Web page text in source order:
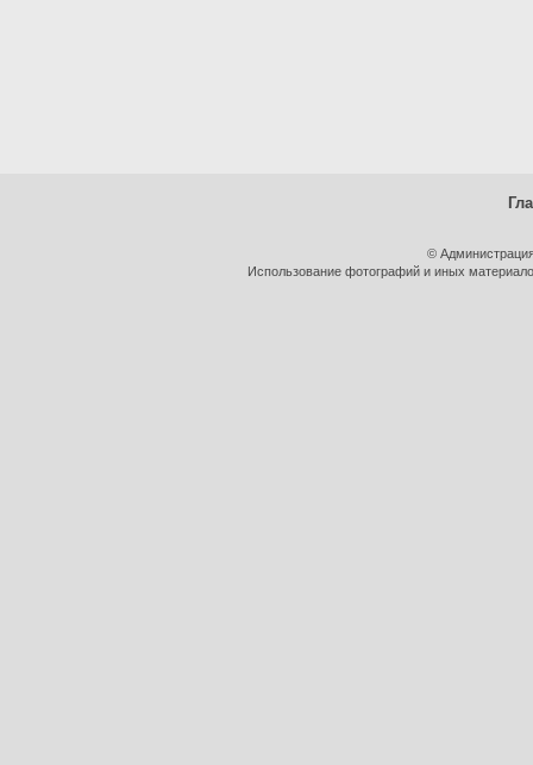
©
Использование фотографий и иных